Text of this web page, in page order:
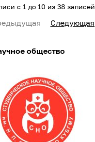
с 1 до 10 из 38 записей
Следующая
общество